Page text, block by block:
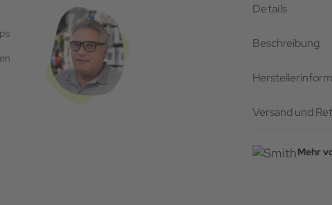
Details
Beschreibung
Versand und
Mehr